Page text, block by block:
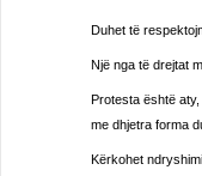
Duhet të
Një nga të drejtat
Protesta është
me dhjetra forma
Kërkohet